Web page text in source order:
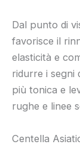
Dal punto di
favorisce il
elasticità e
ridurre i segni
più tonica e
rughe e linee
Centella